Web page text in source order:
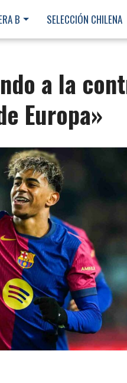
B SELECCIÓN CHILENA
a la
Europa»